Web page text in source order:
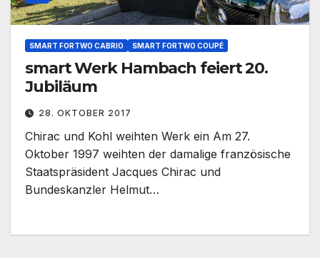
SMART FORTWO CABRIO SMART FORTWO COUPÉ
smart Werk Hambach feiert 20.
Jubiläum
28. OKTOBER 2017
Chirac und Kohl weihten Werk ein Am 27.
Oktober 1997 weihten der damalige französische
Staatspräsident Jacques Chirac und
Bundeskanzler Helmut…